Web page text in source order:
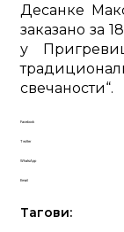
Десанке
заказано за
у
свечаности“.
Facebook
Twitter
WhatsApp
Email
Тагови: